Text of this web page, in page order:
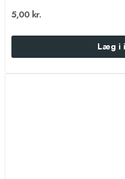
5,00 kr.
Læg i